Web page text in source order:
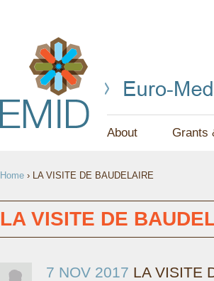
About Grants
U
A
Home › LA VISITE DE BAUDELAIRE
LA VISITE DE
7 NOV 2017 LA VISITE